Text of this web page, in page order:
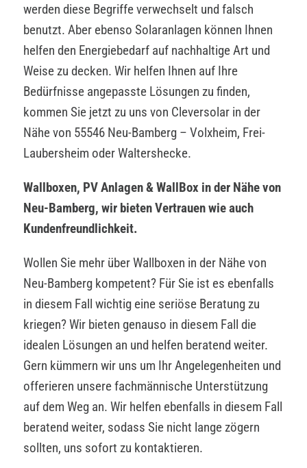
werden diese Begriffe verwechselt und falsch
benutzt. Aber ebenso Solaranlagen können Ihnen
helfen den Energiebedarf auf nachhaltige Art und
Weise zu decken. Wir helfen Ihnen auf Ihre
Bedürfnisse angepasste Lösungen zu finden,
kommen Sie jetzt zu uns von Cleversolar in der
Nähe von 55546 Neu-Bamberg – Volxheim, Frei-
Laubersheim oder Waltershecke.
Wallboxen, PV Anlagen & WallBox in der Nähe von
Neu-Bamberg, wir bieten Vertrauen wie auch
Kundenfreundlichkeit.
Wollen Sie mehr über Wallboxen in der Nähe von
Neu-Bamberg kompetent? Für Sie ist es ebenfalls
in diesem Fall wichtig eine seriöse Beratung zu
kriegen? Wir bieten genauso in diesem Fall die
idealen Lösungen an und helfen beratend weiter.
Gern kümmern wir uns um Ihr Angelegenheiten und
offerieren unsere fachmännische Unterstützung
auf dem Weg an. Wir helfen ebenfalls in diesem Fall
beratend weiter, sodass Sie nicht lange zögern
sollten, uns sofort zu kontaktieren.